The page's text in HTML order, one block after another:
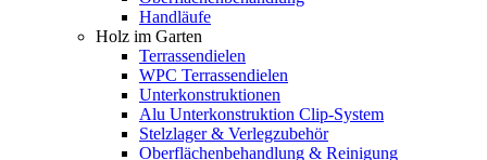
Handläufe
Holz im Garten
Terrassendielen
WPC Terrassendielen
Unterkonstruktionen
Alu Unterkonstruktion Clip-System
Stelzlager & Verlegzubehör
Oberflächenbehandlung & Reinigung